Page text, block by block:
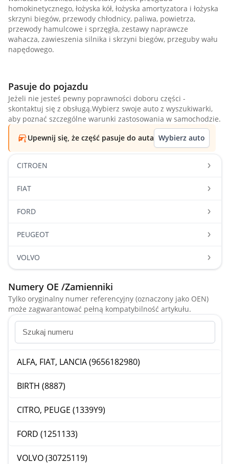
homokinetycznego, łożyska kół, łożyska amortyzatora i łożyska
skrzyni biegów, przewody chłodnicy, paliwa, powietrza,
przewody hamulcowe i sprzęgła, zestawy naprawcze
wahacza, zawieszenia silnika i skrzyni biegów, przeguby wału
napędowego.
Pasuje do pojazdu
Jeżeli nie jesteś pewny poprawności doboru części -
skontaktuj się z obsługą.Wybierz swoje auto z wyszukiwarki,
aby poznać szczególne warunki zastosowania w samochodzie.
Upewnij się, że część pasuje do auta Wybierz auto
CITROEN
FIAT
FORD
PEUGEOT
VOLVO
Numery OE /Zamienniki
Tylko oryginalny numer referencyjny (oznaczony jako OEN)
może zagwarantować pełną kompatybilność artykułu.
ALFA, FIAT, LANCIA (9656182980)
BIRTH (8887)
CITRO, PEUGE (1339Y9)
FORD (1251133)
VOLVO (30725119)